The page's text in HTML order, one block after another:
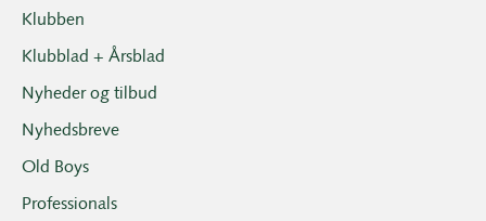
Klubben
Klubblad + Årsblad
Nyheder og tilbud
Nyhedsbreve
Old Boys
Professionals